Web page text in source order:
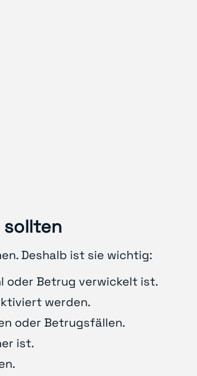
sollten
Deshalb ist sie wichtig:
oder Betrug verwickelt ist.
werden.
oder Betrugsfällen.
ist.